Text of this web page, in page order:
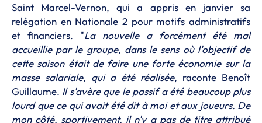
Saint Marcel-Vernon, qui a appris en janvier sa
relégation en Nationale 2 pour motifs administratifs
et financiers. "La nouvelle a forcément été mal
accueillie par le groupe, dans le sens où l'objectif de
cette saison était de faire une forte économie sur la
masse salariale, qui a été réalisée, raconte Benoît
Guillaume. Il s'avère que le passif a été beaucoup plus
lourd que ce qui avait été dit à moi et aux joueurs. De
mon côté, sportivement, il n'y a pas de titre attribué